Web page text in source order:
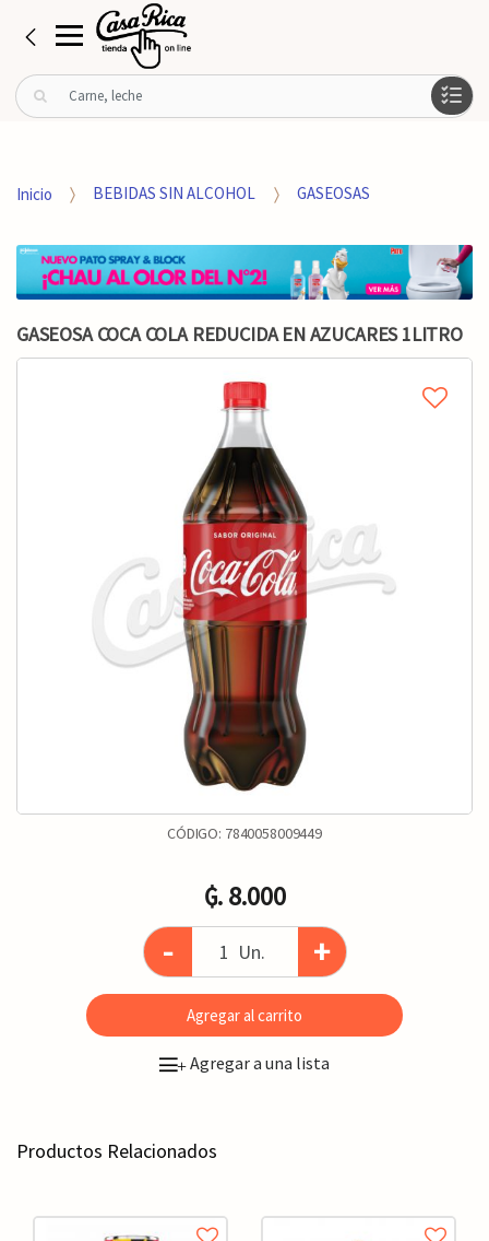
B
u
r
o
:
Inicio BEBIDAS SIN ALCOHOL GASEOSAS
GASEOSA COCA COLA REDUCIDA EN AZUCARES 1LITRO
CÓDIGO: 7840058009449
₲. 8.000
- Un. +
Agregar al carrito
+Agregar a una lista
Productos Relacionados